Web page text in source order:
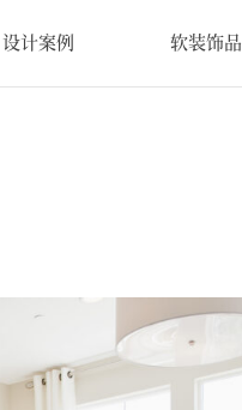
设计案例 软装饰品